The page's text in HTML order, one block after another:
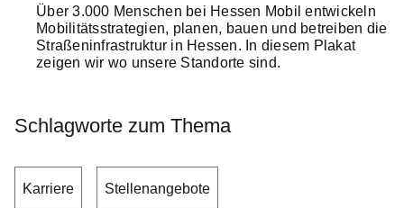
Beschreibung
Über 3.000 Menschen bei Hessen Mobil entwickeln
Mobilitätsstrategien, planen, bauen und betreiben die
Straßeninfrastruktur in Hessen. In diesem Plakat
zeigen wir wo unsere Standorte sind.
Schlagworte zum Thema
Karriere Stellenangebote